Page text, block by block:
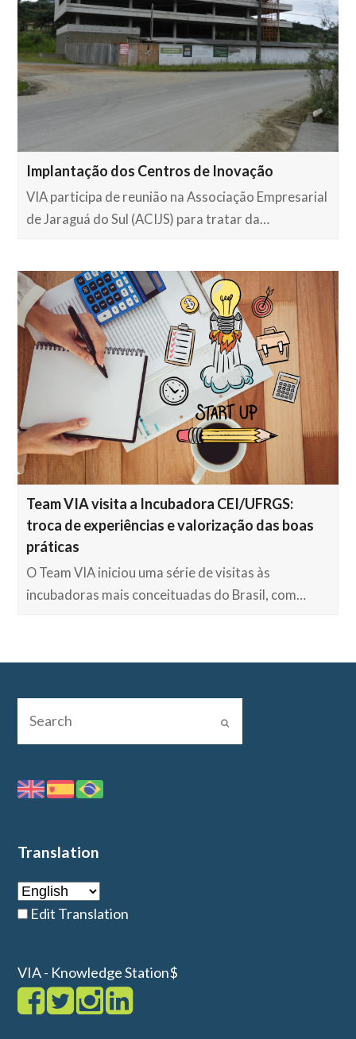
Implantação dos Centros de Inovação
VIA participa de reunião na Associação Empresarial
de Jaraguá do Sul (ACIJS) para tratar da…
Team VIA visita a Incubadora CEI/UFRGS:
troca de experiências e valorização das boas
práticas
O Team VIA iniciou uma série de visitas às
incubadoras mais conceituadas do Brasil, com…
Translation
Edit Translation
VIA - Knowledge Station$